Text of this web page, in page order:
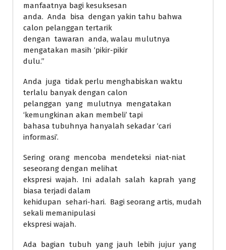
manfaatnya bagi kesuksesan
anda. Anda bisa dengan yakin tahu bahwa
calon pelanggan tertarik
dengan tawaran anda, walau mulutnya
mengatakan masih ‘pikir-pikir
dulu.”
Anda juga tidak perlu menghabiskan waktu
terlalu banyak dengan calon
pelanggan yang mulutnya mengatakan
‘kemungkinan akan membeli’ tapi
bahasa tubuhnya hanyalah sekadar ‘cari
informasi’.
Sering orang mencoba mendeteksi niat-niat
seseorang dengan melihat
ekspresi wajah. Ini adalah salah kaprah yang
biasa terjadi dalam
kehidupan sehari-hari. Bagi seorang artis, mudah
sekali memanipulasi
ekspresi wajah.
Ada bagian tubuh yang jauh lebih jujur yang